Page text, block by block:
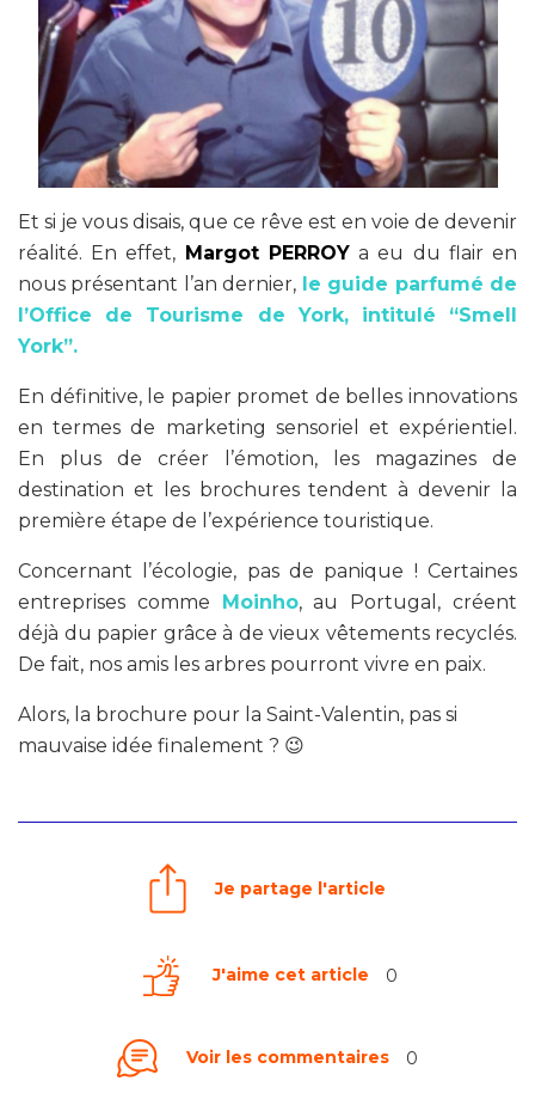
Et si je vous disais, que ce rêve est en voie de devenir
réalité. En effet, Margot PERROYa eu du flair en
nous présentant l’an dernier, le guide parfumé de
l’Office de Tourisme de York, intitulé “Smell
York”.
En définitive, le papier promet de belles innovations
en termes de marketing sensoriel et expérientiel.
En plus de créer l’émotion, les magazines de
destination et les brochures tendent à devenir la
première étape de l’expérience touristique.
Concernant l’écologie, pas de panique ! Certaines
entreprises comme
Moinho, au Portugal, créent
déjà du papier grâce à de vieux vêtements recyclés.
De fait, nos amis les arbres pourront vivre en paix.
Alors, la brochure pour la Saint-Valentin, pas si
mauvaise idée finalement ? 😉
Je partage l'article
J'aime cet article 0
Voir les commentaires 0